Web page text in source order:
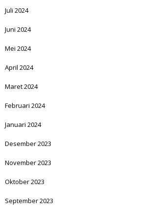
Juli 2024
Juni 2024
Mei 2024
April 2024
Maret 2024
Februari 2024
Januari 2024
Desember 2023
November 2023
Oktober 2023
September 2023